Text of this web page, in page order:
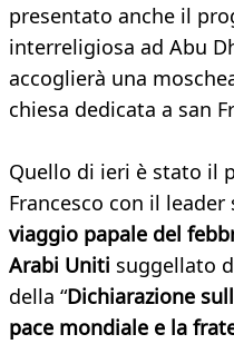
presentato anche il
interreligiosa ad Abu
accoglierà una
chiesa dedicata a san
Quello di ieri è stato il
Francesco con il
viaggio papale del
Arabi Uniti suggellato
della “Dichiarazione
pace mondiale e la